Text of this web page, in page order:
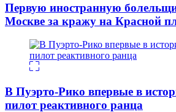
Первую иностранную
Москве за кражу на Красной
В Пуэрто-Рико впервые в
пилот реактивного ранца